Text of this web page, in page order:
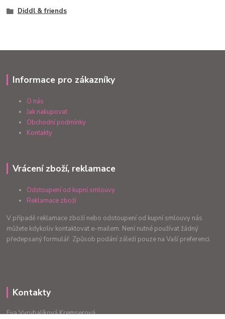
Diddl & friends
Informace pro zákazníky
O nás
Jak nakupovat
Obchodní podmínky
Kontakty
Vrácení zboží, reklamace
Odstoupení od kupní smlouvy
Reklamace zboží
V případě reklamace zboží nebo odstoupení od kupní smlouvy nás
můžete kdykoliv kontaktovat e-mailem. Není nutné používat žádný
předepsaný formulář. Způsob podání záleží pouze na Vaší preferenci.
Kontakty
Eva Vyrubalíková Kremserová